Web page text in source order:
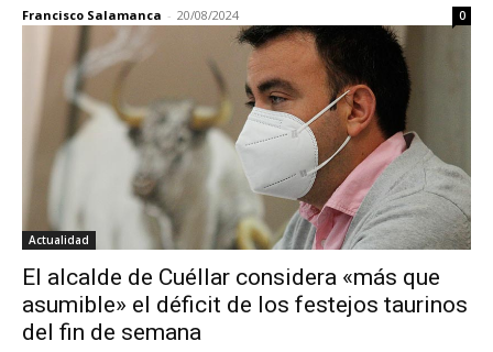
Francisco Salamanca - 20/08/2024 0
Actualidad
El alcalde de Cuéllar considera «más que
asumible» el déficit de los festejos taurinos
del fin de semana